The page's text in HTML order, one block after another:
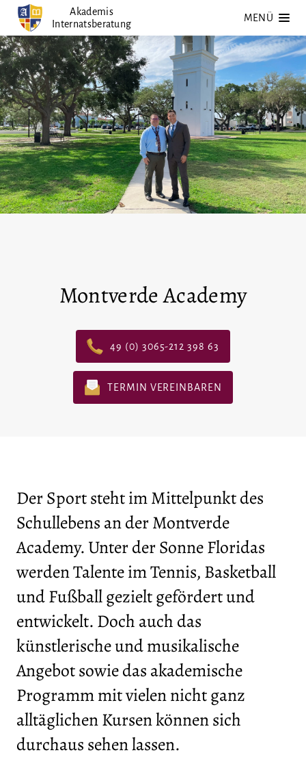
Zum
Inhalt
springen
Akademis
Internatsberatung
MENÜ
Montverde Academy
49 (0) 3065-212 398 63
TERMIN VEREINBAREN
Der Sport steht im Mittelpunkt des
Schullebens an der Montverde
Academy. Unter der Sonne Floridas
werden Talente im Tennis, Basketball
und Fußball gezielt gefördert und
entwickelt. Doch auch das
künstlerische und musikalische
Angebot sowie das akademische
Programm mit vielen nicht ganz
alltäglichen Kursen können sich
durchaus sehen lassen.